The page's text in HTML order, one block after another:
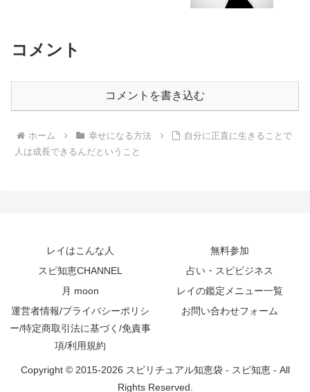
コメント
コメントを書き込む
ホーム 幸せになる方法
自分に正直に生きることで
人は成長できるんだということ
レイはこんな人
無料参加
スピ知恵CHANNEL
占い・スピビジネス
月 moon
レイの鑑定メニュー一覧
運営者情報/プライバシーポリシ
ー/特定商取引法に基づく/免責事
項/利用規約
お問い合わせフォーム
Copyright © 2015-2026 スピリチュアル知恵袋 - スピ知恵 - All
Rights Reserved.